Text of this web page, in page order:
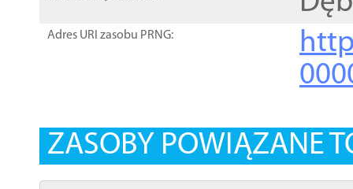
Adres URI zasobu PRNG:
ZASOBY POWIĄZANE